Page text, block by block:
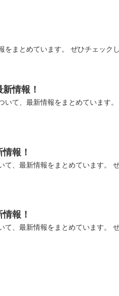
をまとめています。 ぜひチェッ
情報！
いて、最新情報をまとめています
報！
て、最新情報をまとめています。
報！
て、最新情報をまとめています。